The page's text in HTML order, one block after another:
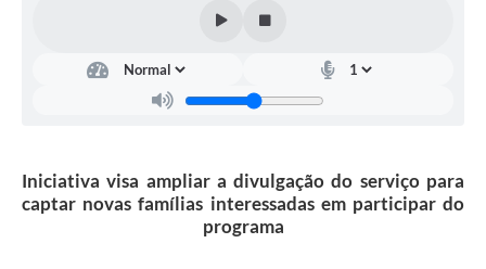
Galeria de Vídeos
Iniciativa visa ampliar a divulgação do serviço para
captar novas famílias interessadas em participar do
programa